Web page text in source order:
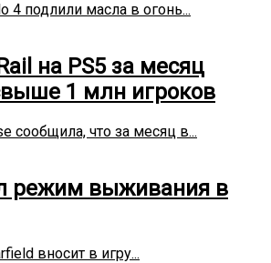
4 подлили масла в огонь...
на PS5 за месяц
1 млн игроков
сообщила, что за месяц в...
режим выживания в
вносит в игру...